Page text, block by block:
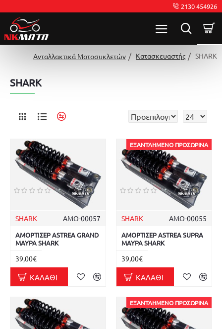
2130 454926
Ανταλλακτικά Μοτοσυκλετών Κατασκευαστής SHARK
SHARK
SHARK ΑΜΟ-00057
ΑΜΟΡΤΙΣΕΡ ASTREA GRAND
ΜΑΥΡΑ SHARK
39,00€
ΚΑΛΆΘΙ
ΕΞΑΝΤΛΗΜΈΝΟ ΠΡΟΣΩΡΙΝΆ
SHARK ΑΜΟ-00055
ΑΜΟΡΤΙΣΕΡ ASTREA SUPRA
ΜΑΥΡΑ SHARK
39,00€
ΚΑΛΆΘΙ
ΕΞΑΝΤΛΗΜΈΝΟ ΠΡΟΣΩΡΙΝΆ